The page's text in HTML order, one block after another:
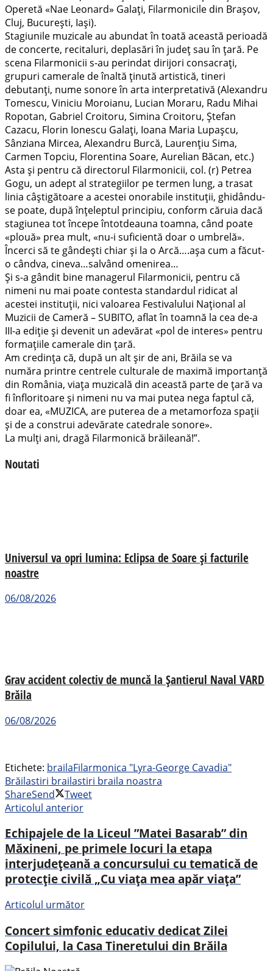
Operetă «Nae Leonard» Galaţi, Filarmonicile din Braşov,
Cluj, Bucureşti, Iaşi).
Stagiunile muzicale au abundat în toată această perioadă
de concerte, recitaluri, deplasări în judeţ sau în ţară. Pe
scena Filarmonicii s-au perindat dirijori consacrați,
grupuri camerale de înaltă ţinută artistică, tineri
debutanţi, nume sonore în arta interpretativă (Alexandru
Tomescu, Viniciu Moroianu, Lucian Moraru, Radu Mihai
Ropotan, Gabriel Croitoru, Simina Croitoru, Ştefan
Cazacu, Florin Ionescu Galaţi, Ioana Maria Lupaşcu,
Sânziana Mircea, Alexandru Burcă, Laurenţiu Sima,
Carmen Topciu, Florentina Soare, Aurelian Băcan, etc.)
Asta şi pentru că directorul Filarmonicii, col. (r) Petrea
Gogu, un adept al strategiilor pe termen lung, a trasat
linia câştigătoare a acestei onorabile instituţii, ghidându-
se poate, după înţeleptul principiu, conform căruia dacă
stagiunea tot începe întotdeauna toamna, când poate
«plouă» prea mult, «nu-i suficientă doar o umbrelă».
Încerci să te gândeşti chiar şi la o Arcă….aşa cum a făcut-
o cândva, cineva…salvând omenirea…
Şi s-a gândit bine managerul Filarmonicii, pentru că
nimeni nu mai poate contesta standardul ridicat al
acestei instituții, nici valoarea Festivalului Naţional al
Muzicii de Cameră – SUBITO, aflat în toamnă la cea de-a
III-a ediţie şi devenit un adevărat «pol de interes» pentru
formațiile camerale din ţară.
Am credinţa că, după un alt şir de ani, Brăila se va
număra printre centrele culturale de maximă importanţă
din România, viaţa muzicală din această parte de ţară va
fi înfloritoare şi nimeni nu va mai putea nega faptul că,
doar ea, «MUZICA, are puterea de a metamorfoza spații
şi de a construi adevărate catedrale sonore».
La mulţi ani, dragă Filarmonică brăileană!”.
Noutati
Universul va opri lumina: Eclipsa de Soare și facturile
noastre
06/08/2026
Grav accident colectiv de muncă la Șantierul Naval VARD
Brăila
06/08/2026
Etichete: brailaFilarmonica "Lyra-George Cavadia"
Brăilastiri brailastiri braila noastra
ShareSend
Tweet
Articolul anterior
Echipajele de la Liceul ”Matei Basarab” din
Măxineni, pe primele locuri la etapa
interjudețeană a concursului cu tematică de
protecție civilă „Cu viața mea apăr viața”
Articolul următor
Concert simfonic educativ dedicat Zilei
Copilului, la Casa Tineretului din Brăila